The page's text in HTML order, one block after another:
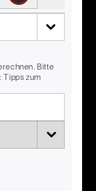
Bitte
Tipps zum